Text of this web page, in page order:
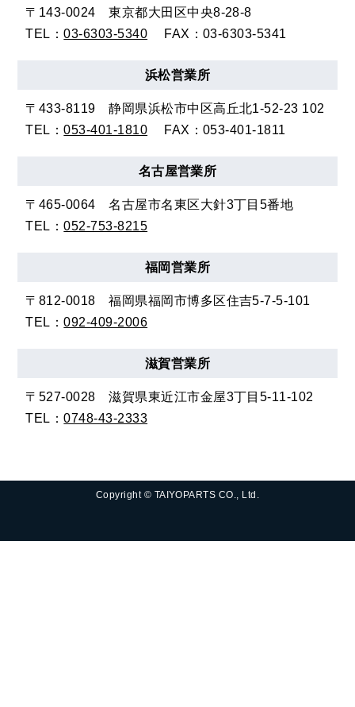
〒143-0024
東京都大田区中央8-28-8
TEL：03-6303-5340 FAX：03-6303-5341
浜松営業所
〒433-8119
静岡県浜松市中区高丘北1-52-23 102
TEL：053-401-1810 FAX：053-401-1811
名古屋営業所
〒465-0064
名古屋市名東区大針3丁目5番地
TEL：052-753-8215
福岡営業所
〒812-0018
福岡県福岡市博多区住吉5-7-5-101
TEL：092-409-2006
滋賀営業所
〒527-0028
滋賀県東近江市金屋3丁目5-11-102
TEL：0748-43-2333
Copyright © TAIYOPARTS CO., Ltd.